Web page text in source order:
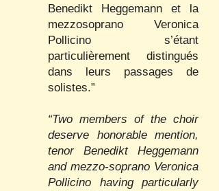
Benedikt Heggemann et la
mezzosoprano Veronica
Pollicino s’étant
particulièrement distingués
dans leurs passages de
solistes.”
“Two members of the choir
deserve honorable mention,
tenor Benedikt Heggemann
and mezzo-soprano Veronica
Pollicino having particularly